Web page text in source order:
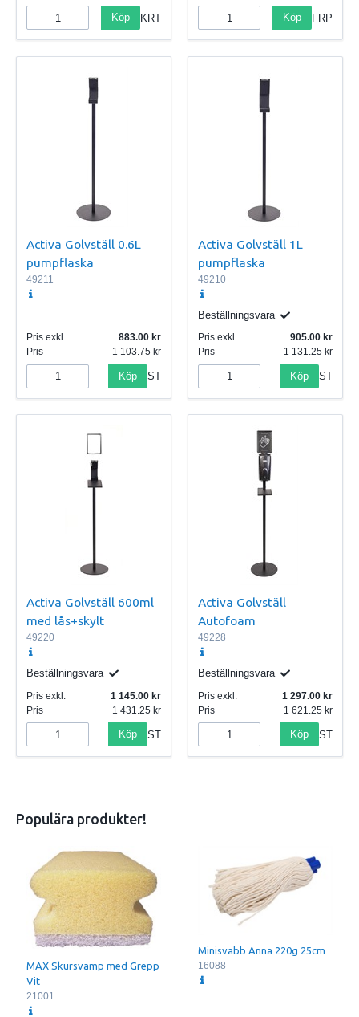
Köp KRT Köp FRP
Activa Golvställ 0.6L
pumpflaska
49211
Pris exkl.
883.00
Pris
1 103.75
Köp ST
Activa Golvställ 1L
pumpflaska
49210
Beställningsvara
Pris exkl.
905.00
Pris
1 131.25
Köp ST
Activa Golvställ 600ml
med lås+skylt
49220
Beställningsvara
Pris exkl.
1 145.00
Pris
1 431.25
Köp ST
Activa Golvställ
Autofoam
49228
Beställningsvara
Pris exkl.
1 297.00
Pris
1 621.25
Köp ST
Populära produkter!
MAX Skursvamp med Grepp
Vit
21001
Minisvabb Anna 220g 25cm
16088